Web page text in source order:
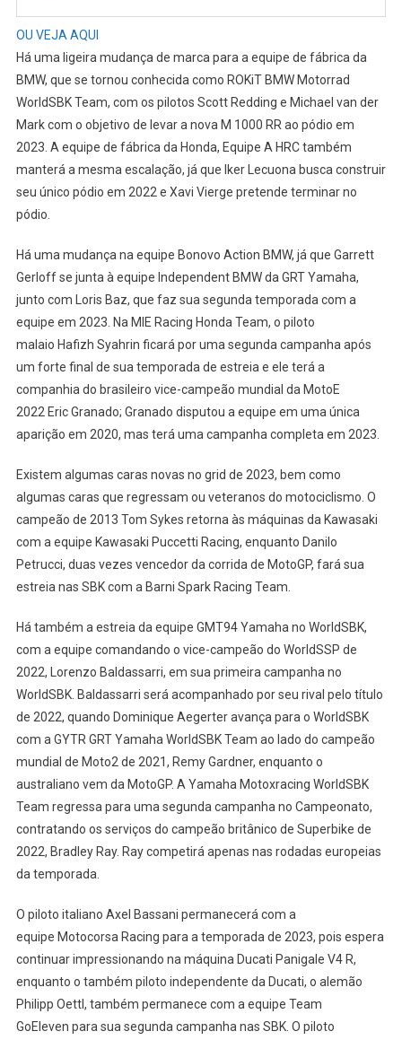
OU VEJA AQUI
Há uma ligeira mudança de marca para a equipe de fábrica da
BMW, que se tornou conhecida como ROKiT BMW Motorrad
WorldSBK Team, com os pilotos Scott Redding e Michael van der
Mark com o objetivo de levar a nova M 1000 RR ao pódio em
2023. A equipe de fábrica da Honda, Equipe A HRC também
manterá a mesma escalação, já que Iker Lecuona busca construir
seu único pódio em 2022 e Xavi Vierge pretende terminar no
pódio.
Há uma mudança na equipe Bonovo Action BMW, já que Garrett
Gerloff se junta à equipe Independent BMW da GRT Yamaha,
junto com Loris Baz, que faz sua segunda temporada com a
equipe em 2023. Na MIE Racing Honda Team, o piloto
malaio Hafizh Syahrin ficará por uma segunda campanha após
um forte final de sua temporada de estreia e ele terá a
companhia do brasileiro vice-campeão mundial da MotoE
2022 Eric Granado; Granado disputou a equipe em uma única
aparição em 2020, mas terá uma campanha completa em 2023.
Existem algumas caras novas no grid de 2023, bem como
algumas caras que regressam ou veteranos do motociclismo. O
campeão de 2013 Tom Sykes retorna às máquinas da Kawasaki
com a equipe Kawasaki Puccetti Racing, enquanto Danilo
Petrucci, duas vezes vencedor da corrida de MotoGP, fará sua
estreia nas SBK com a Barni Spark Racing Team.
Há também a estreia da equipe GMT94 Yamaha no WorldSBK,
com a equipe comandando o vice-campeão do WorldSSP de
2022, Lorenzo Baldassarri, em sua primeira campanha no
WorldSBK. Baldassarri será acompanhado por seu rival pelo título
de 2022, quando Dominique Aegerter avança para o WorldSBK
com a GYTR GRT Yamaha WorldSBK Team ao lado do campeão
mundial de Moto2 de 2021, Remy Gardner, enquanto o
australiano vem da MotoGP. A Yamaha Motoxracing WorldSBK
Team regressa para uma segunda campanha no Campeonato,
contratando os serviços do campeão britânico de Superbike de
2022, Bradley Ray. Ray competirá apenas nas rodadas europeias
da temporada.
O piloto italiano Axel Bassani permanecerá com a
equipe Motocorsa Racing para a temporada de 2023, pois espera
continuar impressionando na máquina Ducati Panigale V4 R,
enquanto o também piloto independente da Ducati, o alemão
Philipp Oettl, também permanece com a equipe Team
GoEleven para sua segunda campanha nas SBK. O piloto